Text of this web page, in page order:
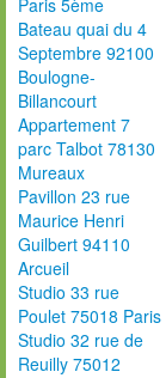
Paris 5ème
Bateau quai du 4
Septembre 92100
Boulogne-
Billancourt
Appartement 7
parc Talbot 78130
Mureaux
Pavillon 23 rue
Maurice Henri
Guilbert 94110
Arcueil
Studio 33 rue
Poulet 75018 Paris
Studio 32 rue de
Reuilly 75012